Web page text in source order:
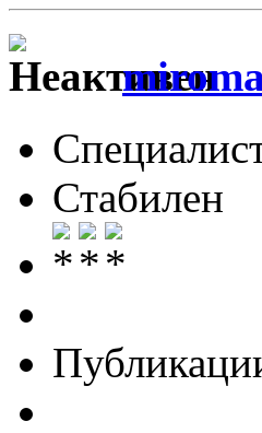
Стабилен